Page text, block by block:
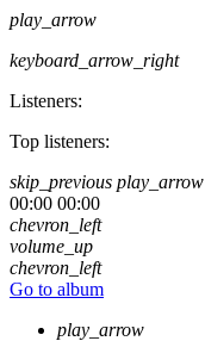
play_arrow
keyboard_arrow_right
Listeners:
Top listeners:
skip_previous play_arrow
00:00 00:00
chevron_left
volume_up
chevron_left
Go to album
play_arrow